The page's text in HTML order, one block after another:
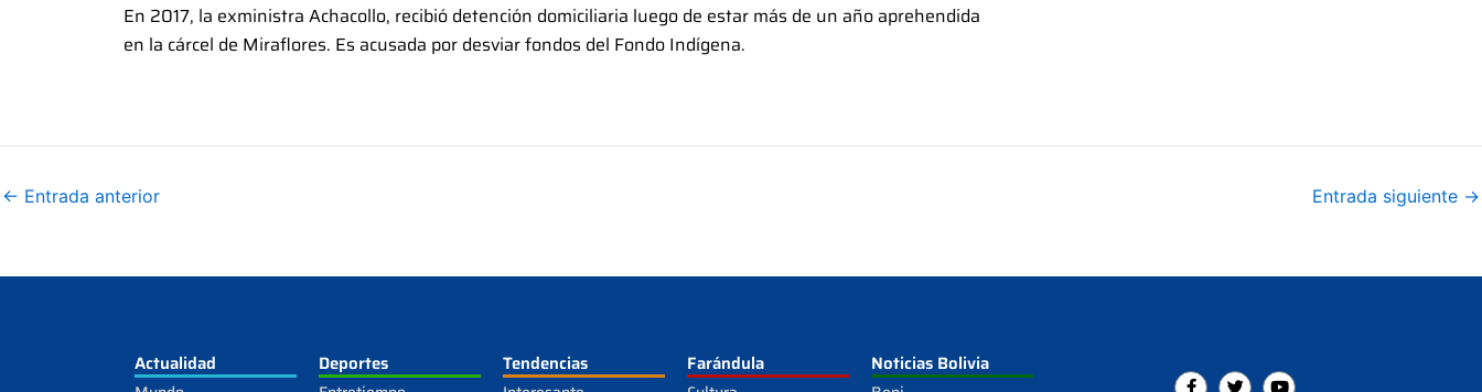
En 2017, la exministra Achacollo, recibió detención domiciliaria luego de estar más de un año aprehendida
en la cárcel de Miraflores. Es acusada por desviar fondos del Fondo Indígena.
← Entrada anterior Entrada siguiente →
Actualidad Deportes Tendencias Farándula Noticias Bolivia
F T Y